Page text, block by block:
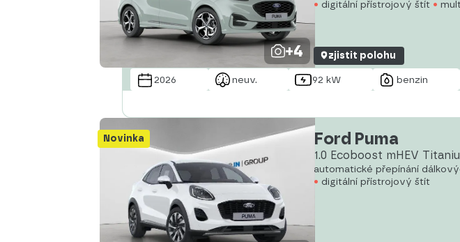
Abecedně od Z do A
+4
digitální přístrojový štít
zjistit polohu
2026 neuv. 92 kW benzin
Novinka Ford Puma
1.0 Ecoboost mHEV
automatické přepínání
digitální přístrojový štít